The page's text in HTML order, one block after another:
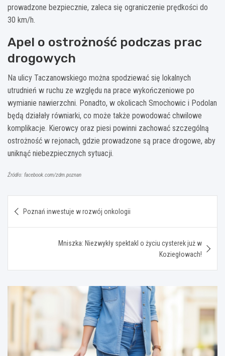
prowadzone bezpiecznie, zaleca się ograniczenie prędkości do
30 km/h.
Apel o ostrożność podczas prac
drogowych
Na ulicy Taczanowskiego można spodziewać się lokalnych
utrudnień w ruchu ze względu na prace wykończeniowe po
wymianie nawierzchni. Ponadto, w okolicach Smochowic i Podolan
będą działały równiarki, co może także powodować chwilowe
komplikacje. Kierowcy oraz piesi powinni zachować szczególną
ostrożność w rejonach, gdzie prowadzone są prace drogowe, aby
uniknąć niebezpiecznych sytuacji.
Źródło: facebook.com/zdm.poznan
wpisu
Poznań inwestuje w rozwój onkologii
Mniszka: Niezwykły spektakl o życiu cysterek już w
Koziegłowach!